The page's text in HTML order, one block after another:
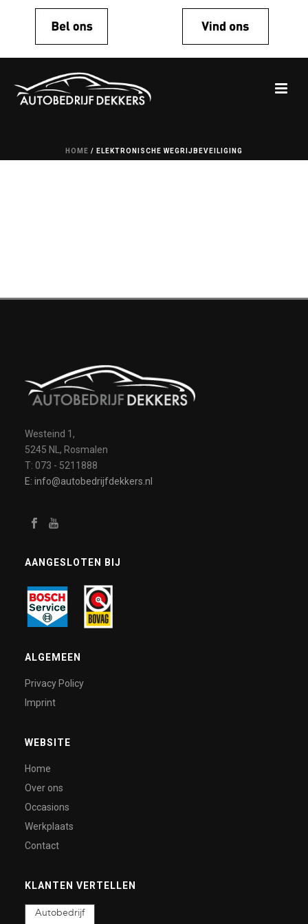
HOME / ELEKTRONISCHE WEGRIJBEVEILIGING
Westeind 1,
5245 NL, Rosmalen
T: 073 - 5211888
E: info@autobedrijfdekkers.nl
AANGESLOTEN BIJ
ALGEMEEN
Privacy Policy
Imprint
WEBSITE
Home
Over ons
Occasions
Werkplaats
Contact
KLANTEN VERTELLEN
Autobedrijf